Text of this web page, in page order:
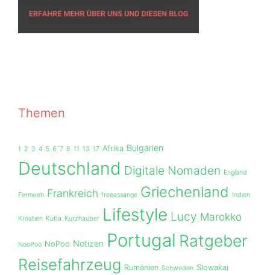
Themen
1 2 3 4 5 6 7 8 11 13 17 Afrika Bulgarien
Deutschland Digitale Nomaden England
Fernweh Frankreich freeassange Griechenland Indien
Kroatien Kuba Kurzhauber Lifestyle Lucy Marokko
NooPoo NoPoo Notizen Portugal Ratgeber
Reisefahrzeug Rumänien Schweden Slowakai